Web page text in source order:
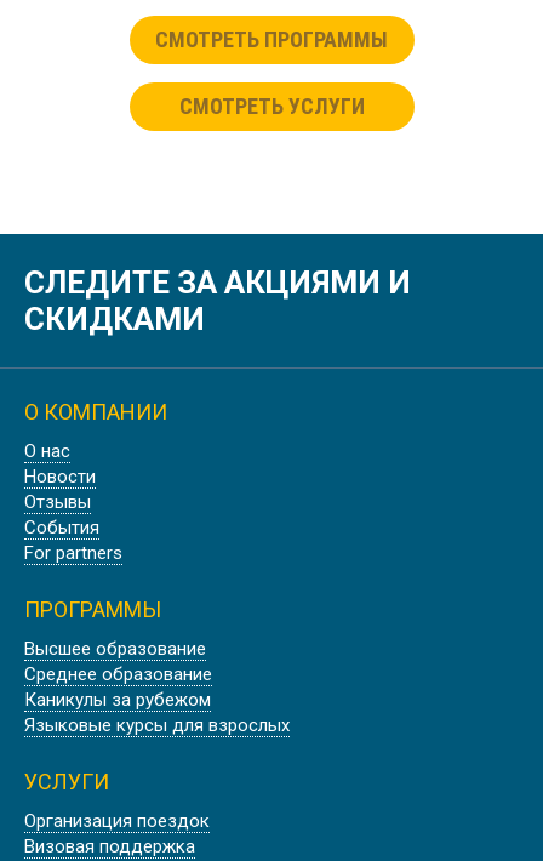
СМОТРЕТЬ ПРОГРАММЫ
СМОТРЕТЬ УСЛУГИ
СЛЕДИТЕ ЗА АКЦИЯМИ И
СКИДКАМИ
О КОМПАНИИ
О нас
Новости
Отзывы
События
For partners
ПРОГРАММЫ
Высшее образование
Среднее образование
Каникулы за рубежом
Языковые курсы для взрослых
УСЛУГИ
Организация поездок
Визовая поддержка